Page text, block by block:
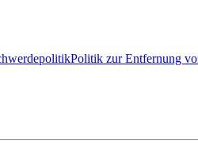
Politik zur Entfernung